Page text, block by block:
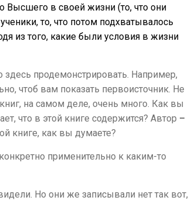
Высшего в своей жизни (то, что они
то, что потом подхватывалось
из того, какие были условия в жизни
продемонстрировать. Например,
чтоб вам показать первоисточник. Не
на самом деле, очень много. Как вы
что в этой книге содержится? Автор –
книге, как вы думаете?
применительно к каким-то
Но они же записывали нет так вот,